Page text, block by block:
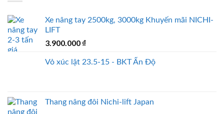
Xe nâng tay 2500kg, 3000kg Khuyến mãi NICHI-
LIFT
3.900.000 ₫
Vỏ xúc lật 23.5-15 - BKT Ấn Độ
Thang nâng đôi Nichi-lift Japan